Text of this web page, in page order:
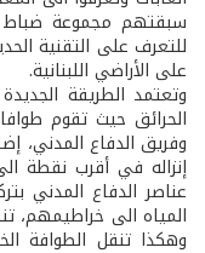
سبقتهم مجموعة ضباط
للتعرف على التقنية
على الأراضي اللبنانية.
وتعتمد الطريقة
الحرائق حيث تقوم
وفريق الدفاع المدني،
إنزاله في أقرب نقطة
عناصر الدفاع المدني
المياه الى خراطيمهم،
وهكذا تنقل الطوافة